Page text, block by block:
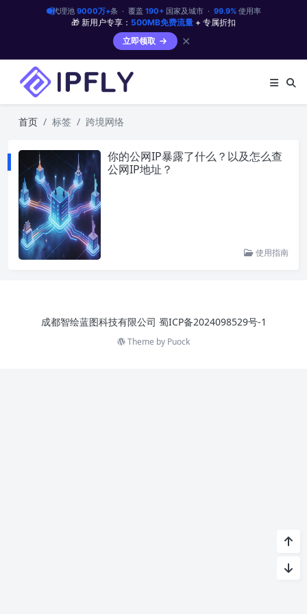
代理池 9000万+条 · 覆盖 190+国家及城市 · 99.9%使用率
🎁 新用户专享： 500MB免费流量 + 专属折扣
立即领取
✕
首页 标签 跨境网络
你的公网IP暴露了什么？以及怎么查
公网IP地址？
使用指南
成都智绘蓝图科技有限公司 蜀ICP备2024098529号-1
Theme by Puock